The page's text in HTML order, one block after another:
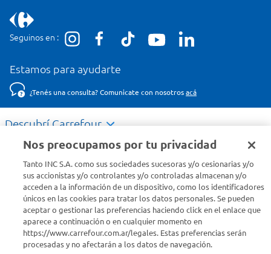
Seguinos en :
Estamos para ayudarte
¿Tenés una consulta? Comunicate con nosotros acá
Descubrí Carrefour
Info útil
Comprá Online
Nos preocupamos por tu privacidad
Tanto INC S.A. como sus sociedades sucesoras y/o cesionarias y/o
sus accionistas y/o controlantes y/o controladas almacenan y/o
acceden a la información de un dispositivo, como los identificadores
únicos en las cookies para tratar los datos personales. Se pueden
aceptar o gestionar las preferencias haciendo click en el enlace que
aparece a continuación o en cualquier momento en
https://www.carrefour.com.ar/legales. Estas preferencias serán
procesadas y no afectarán a los datos de navegación.